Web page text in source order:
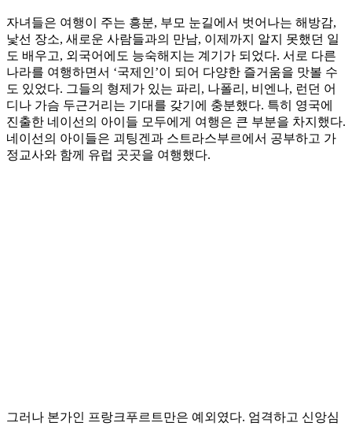
자녀들은 여행이 주는 흥분, 부모 눈길에서 벗어나는 해방감,
낯선 장소, 새로운 사람들과의 만남, 이제까지 알지 못했던 일
도 배우고, 외국어에도 능숙해지는 계기가 되었다. 서로 다른
나라를 여행하면서 ‘국제인’이 되어 다양한 즐거움을 맛볼 수
도 있었다. 그들의 형제가 있는 파리, 나폴리, 비엔나, 런던 어
디나 가슴 두근거리는 기대를 갖기에 충분했다. 특히 영국에
진출한 네이선의 아이들 모두에게 여행은 큰 부분을 차지했다.
네이선의 아이들은 괴팅겐과 스트라스부르에서 공부하고 가
정교사와 함께 유럽 곳곳을 여행했다.
그러나 본가인 프랑크푸르트만은 예외였다. 엄격하고 신앙심